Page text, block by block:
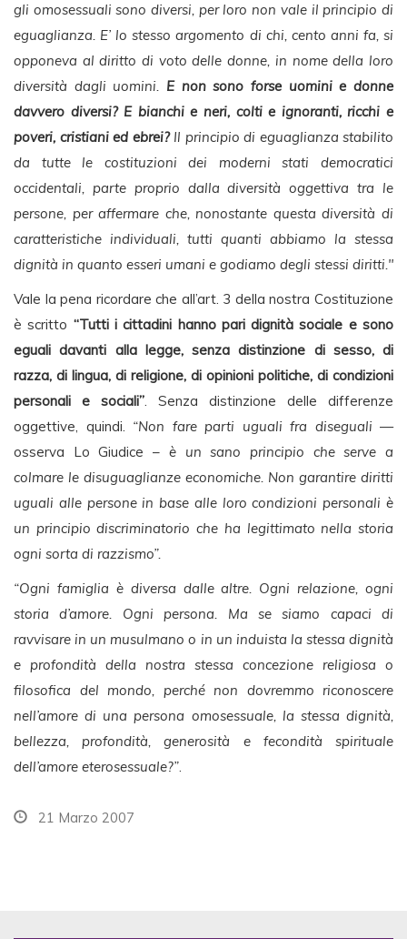
gli omosessuali sono diversi, per loro non vale il principio di
eguaglianza. E’ lo stesso argomento di chi, cento anni fa, si
opponeva al diritto di voto delle donne, in nome della loro
diversità dagli uomini. E non sono forse uomini e donne
davvero diversi? E bianchi e neri, colti e ignoranti, ricchi e
poveri, cristiani ed ebrei?Il principio di eguaglianza stabilito
da tutte le costituzioni dei moderni stati democratici
occidentali, parte proprio dalla diversità oggettiva tra le
persone, per affermare che, nonostante questa diversità di
caratteristiche individuali, tutti quanti abbiamo la stessa
dignità in quanto esseri umani e godiamo degli stessi diritti."
Vale la pena ricordare che all’art. 3 della nostra Costituzione
è scritto “Tutti i cittadini hanno pari dignità sociale e sono
eguali davanti alla legge, senza distinzione di sesso, di
razza, di lingua, di religione, di opinioni politiche, di condizioni
personali e sociali”. Senza distinzione delle differenze
oggettive, quindi. “Non fare parti uguali fra diseguali —
osserva Lo Giudice – è un sano principio che serve a
colmare le disuguaglianze economiche. Non garantire diritti
uguali alle persone in base alle loro condizioni personali è
un principio discriminatorio che ha legittimato nella storia
ogni sorta di razzismo”.
“Ogni famiglia è diversa dalle altre. Ogni relazione, ogni
storia d’amore. Ogni persona. Ma se siamo capaci di
ravvisare in un musulmano o in un induista la stessa dignità
e profondità della nostra stessa concezione religiosa o
filosofica del mondo, perché non dovremmo riconoscere
nell’amore di una persona omosessuale, la stessa dignità,
bellezza, profondità, generosità e fecondità spirituale
dell’amore eterosessuale?”.
21 Marzo 2007